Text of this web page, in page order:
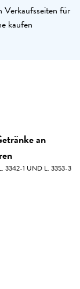
Verkaufsseiten für
kaufen
an
3342-1 UND L. 3353-3